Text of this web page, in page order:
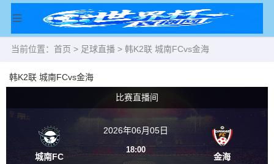
当前位置： 首页 > 足球直播 > 韩K2联 城南FCvs金海
韩K2联 城南FCvs金海
比赛直播间
城南FC
2026年06月05日
18:00
金海